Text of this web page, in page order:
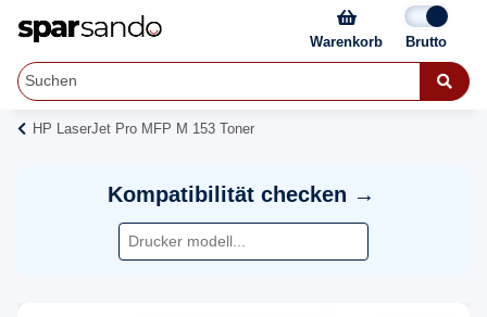
Warenkorb
HP LaserJet Pro MFP M 153 Toner
Kompatibilität checken →